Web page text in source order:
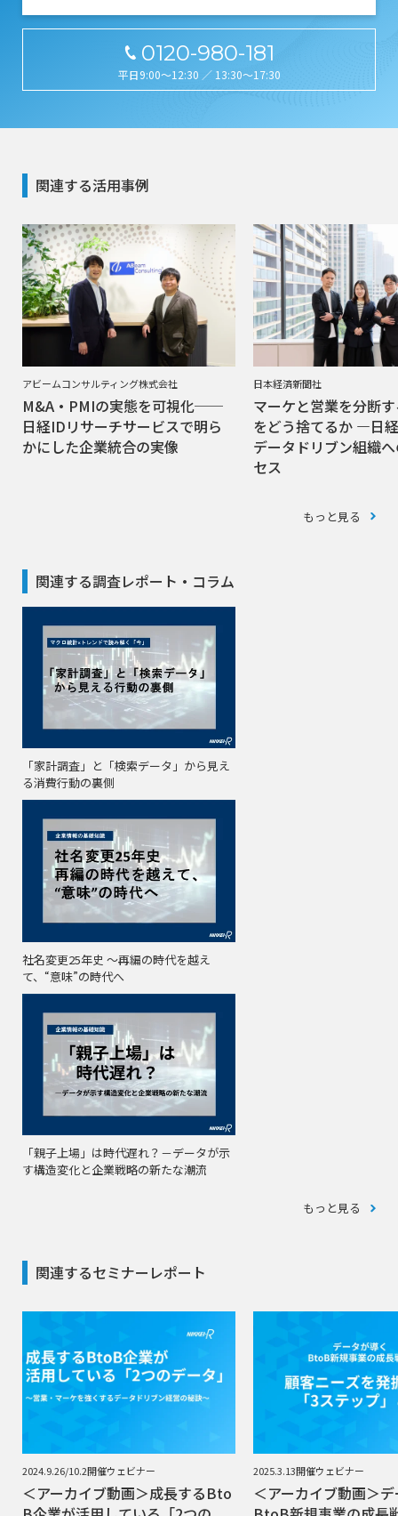
0120-980-181
平日9:00～12:30 ／ 13:30～17:30
関連する活用事例
アビームコンサルティング株式会社
M&A・PMIの実態を可視化──
日経IDリサーチサービスで明ら
かにした企業統合の実像
日本経済新聞社
マーケと営業を分断
をどう捨てるか ―日
データドリブン組織
セス
もっと見る
関連する調査レポート・コラム
「家計調査」と「検索データ」から見え
る消費行動の裏側
社名変更25年史 ～再編の時代を越え
て、“意味”の時代へ
「親子上場」は時代遅れ？－データが示
す構造変化と企業戦略の新たな潮流
もっと見る
関連するセミナーレポート
2024.9.26/10.2開催ウェビナー
＜アーカイブ動画＞成長するBto
2025.3.13開催ウェビナー
＜アーカイブ動画＞